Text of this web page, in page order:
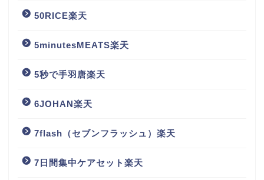
50RICE楽天
5minutesMEATS楽天
5秒で手羽唐楽天
6JOHAN楽天
7flash（セブンフラッシュ）楽天
7日間集中ケアセット楽天